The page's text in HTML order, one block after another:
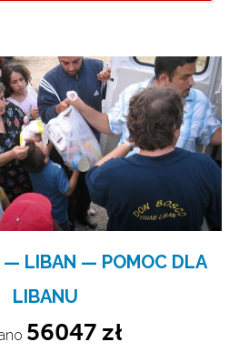
— LIBAN — POMOC DLA
LIBANU
56047 zł